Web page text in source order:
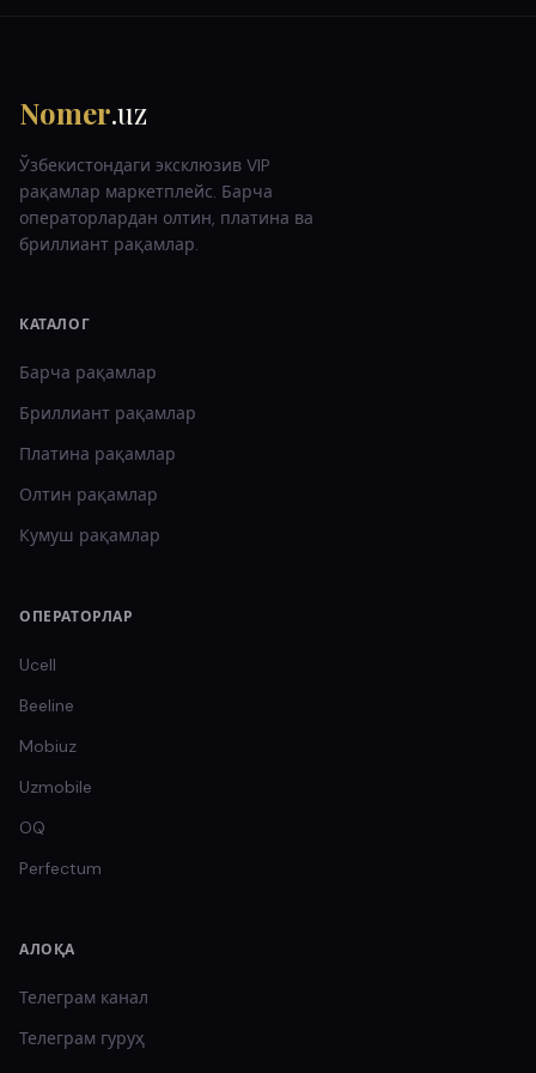
Nomer.uz
Ўзбекистондаги эксклюзив VIP
рақамлар маркетплейс. Барча
операторлардан олтин, платина ва
бриллиант рақамлар.
КАТАЛОГ
Барча рақамлар
Бриллиант рақамлар
Платина рақамлар
Олтин рақамлар
Кумуш рақамлар
ОПЕРАТОРЛАР
Ucell
Beeline
Mobiuz
Uzmobile
OQ
Perfectum
АЛОҚА
Телеграм канал
Телеграм гуруҳ